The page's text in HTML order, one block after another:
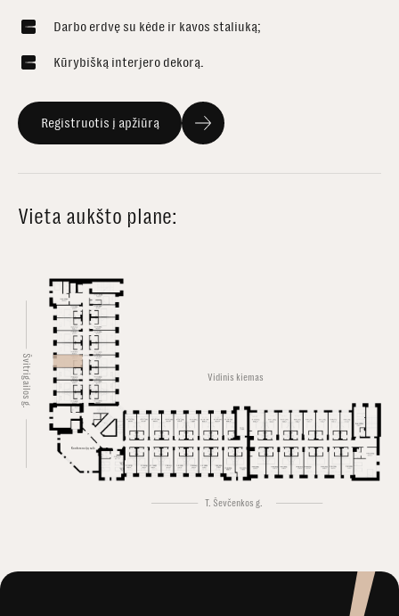
Vieta aukšto plane:
Švitrigailos g.
T. Ševčenkos g.
Vidinis kiemas
Konferencijų salė
Darbo erdvę su kėde ir kavos staliuką;
Kūrybišką interjero dekorą.
Registruotis į apžiūrą